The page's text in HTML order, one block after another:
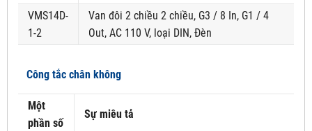
VMS14D-
1-2
Van đôi 2 chiều 2 chiều, G3 / 8 In, G1 / 4
Out, AC 110 V, loại DIN, Đèn
Công tắc chân không
Một
phần số
Sự miêu tả